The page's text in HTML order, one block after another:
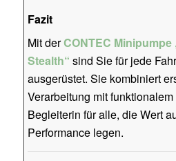
Fazit
Mit derCONTEC
Stealth“ sind Sie für jede
ausgerüstet. Sie kombiniert
Verarbeitung mit
Begleiterin für alle, die Wert
Performance legen.